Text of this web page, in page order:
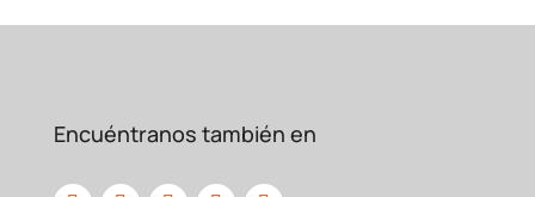
conexión permanente y
libre de fallos.
¿Por qué usar un Terminal
Encuéntranos también en